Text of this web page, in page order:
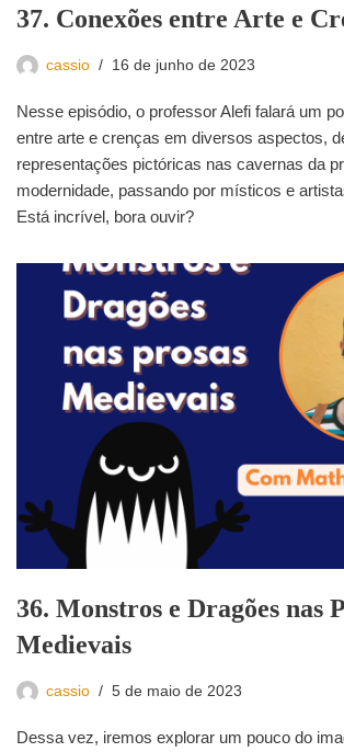
37. Conexões entre Arte e
cassio 16 de junho de 2023
Nesse episódio, o professor Alefi falará um
entre arte e crenças em diversos aspectos,
representações pictóricas nas cavernas da
modernidade, passando por místicos e
Está incrível, bora ouvir?
36. Monstros e Dragões nas
Medievais
cassio 5 de maio de 2023
Dessa vez, iremos explorar um pouco do